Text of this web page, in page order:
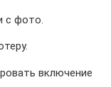
с фото.
включение